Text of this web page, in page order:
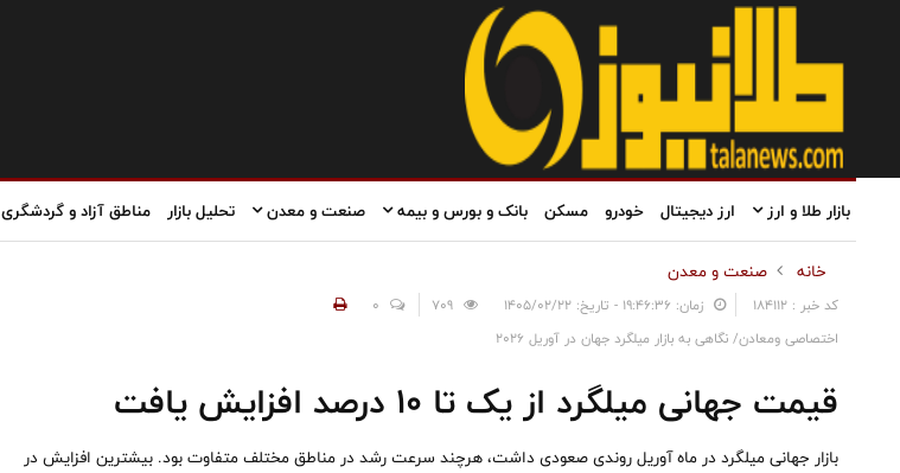
بازار طلا و ارز ارز دیجیتال خودرو مسکن بانک و بورس و بیمه صنعت و معدن تحلیل بازار مناطق آزاد و گردشگری
خانه صنعت و معدن
کد خبر : 184112 زمان: ۱۹:۴۶:۳۶ - تاریخ: ۱۴۰۵/۰۲/۲۲
0
اختصاصی ومعادن/ نگاهی به بازار میلگرد جهان در آوریل ۲۰۲۶
قیمت جهانی میلگرد از یک تا ۱۰ درصد افزایش یافت
بازار جهانی میلگرد در ماه آوریل روندی صعودی داشت، هرچند سرعت رشد در مناطق مختلف متفاوت بود. بیشترین افزایش در